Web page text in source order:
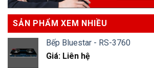
SẢN PHẨM XEM NHIỀU
Bếp Bluestar - RS-3760
Giá: Liên hệ